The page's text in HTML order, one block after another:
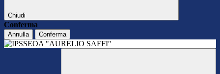
Chiudi
Conferma
Annulla Conferma